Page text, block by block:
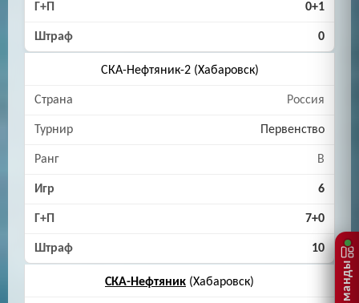
0+1
0
СКА-Нефтяник-2 (Хабаровск)
Россия
Первенство
B
6
7+0
10
СКА-Нефтяник (Хабаровск)